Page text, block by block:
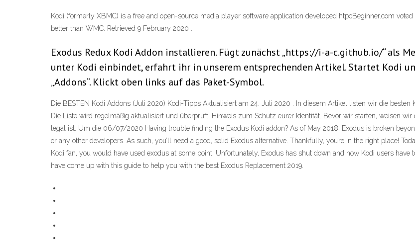
Kodi (formerly XBMC) is a free and open-source media player software application developed htpcBeginner.com
better than WMC. Retrieved 9 February 2020 .
Exodus Redux Kodi Addon installieren. Fügt zunächst „https://i-a-c.github.io/“ als
unter Kodi einbindet, erfahrt ihr in unserem entsprechenden Artikel. Startet Kodi
„Addons“. Klickt oben links auf das Paket-Symbol.
Die BESTEN Kodi Addons (Juli 2020) Kodi-Tipps Aktualisiert am 24. Juli 2020 . In diesem Artikel listen wir die besten
Die Liste wird regelmäßig aktualisiert und überprüft. Hinweis zum Schutz eurer Identität. Bevor wir starten, weisen
legal ist. Um die 06/07/2020 Having trouble finding the Exodus Kodi addon? As of May 2018, Exodus is broken
or any other developers. As such, you’ll need a good, solid Exodus alternative. Thankfully, you’re in the right place!
Kodi fan, you would have used exodus at some point. Unfortunately, Exodus has shut down and now Kodi users
have come up with this guide to help you with the best Exodus Replacement 2019.